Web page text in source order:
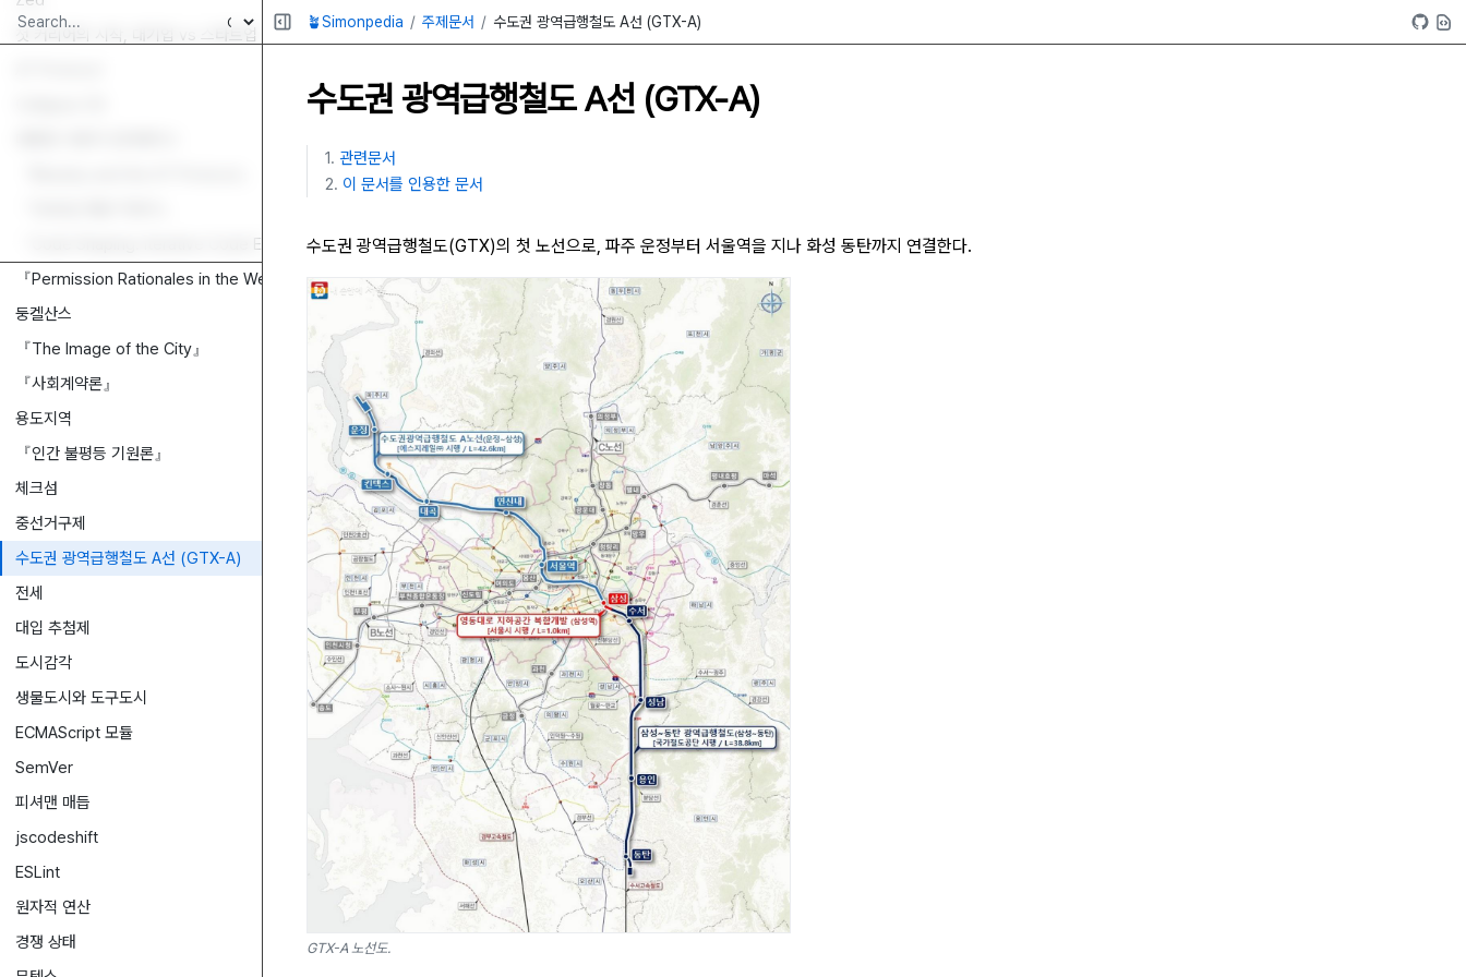
첫 커리어의 시작, 대기업 vs 스타트업
『Code Shaping: Iterative Code Editing with Free-form AI-Interpreted Sketching』
『Permission Rationales in the Web Ecosystem: An Exploration of Rationale Text and Design Patterns』
둥켈산스
『The Image of the City』
『사회계약론』
용도지역
『인간 불평등 기원론』
체크섬
중선거구제
수도권 광역급행철도 A선 (GTX-A)
전세
대입 추첨제
도시감각
생물도시와 도구도시
ECMAScript 모듈
SemVer
피셔맨 매듭
jscodeshift
ESLint
원자적 연산
경쟁 상태
🪴Simonpedia 주제문서 수도권 광역급행철도 A선 (GTX-A)
수도권 광역급행철도 A선 (GTX-A)
관련문서
이 문서를 인용한 문서
수도권 광역급행철도(GTX)의 첫 노선으로, 파주 운정부터 서울역을 지나 화성 동탄까지 연결한다.
GTX-A 노선도.